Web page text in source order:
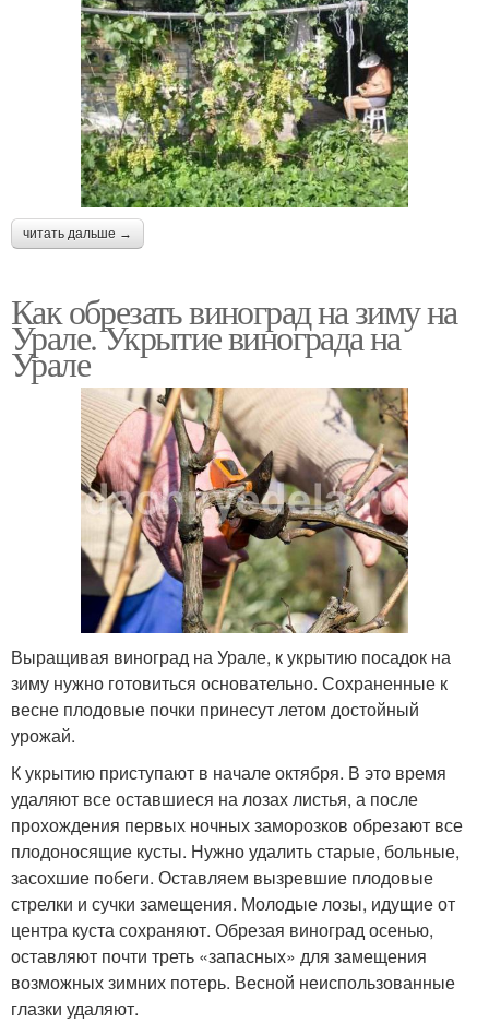
читать дальше →
Как обрезать виноград на зиму на
Урале. Укрытие винограда на
Урале
Выращивая виноград на Урале, к укрытию посадок на
зиму нужно готовиться основательно. Сохраненные к
весне плодовые почки принесут летом достойный
урожай.
К укрытию приступают в начале октября. В это время
удаляют все оставшиеся на лозах листья, а после
прохождения первых ночных заморозков обрезают все
плодоносящие кусты. Нужно удалить старые, больные,
засохшие побеги. Оставляем вызревшие плодовые
стрелки и сучки замещения. Молодые лозы, идущие от
центра куста сохраняют. Обрезая виноград осенью,
оставляют почти треть «запасных» для замещения
возможных зимних потерь. Весной неиспользованные
глазки удаляют.